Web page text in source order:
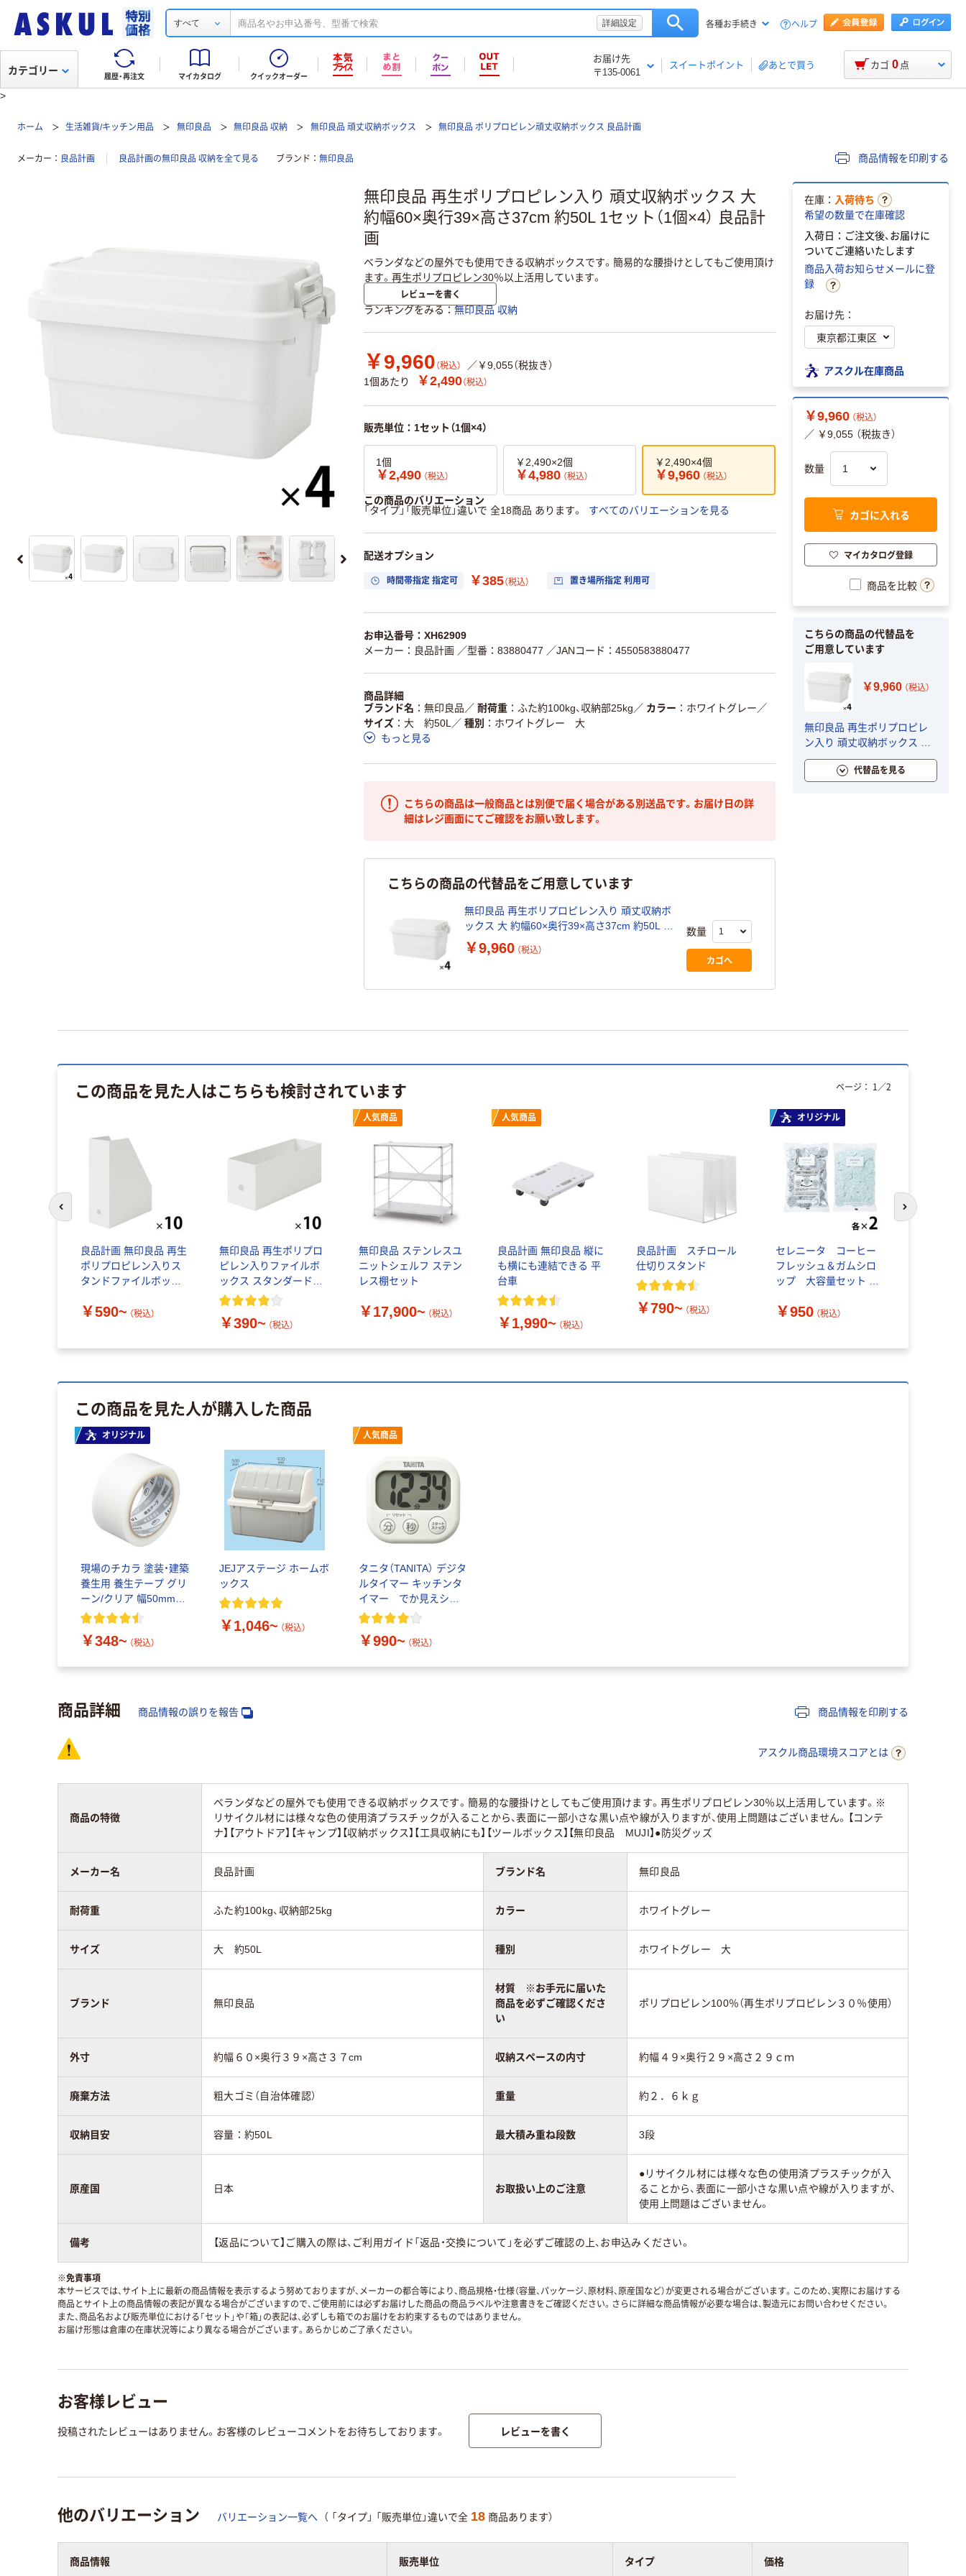
すべて 詳細設定 各種お手続き ヘルプ
履歴・再注文 マイカタログ クイックオーダー
お届け先
〒135-0061
スイートポイント あとで買う
カテゴリー カゴ 0 点
>
ホーム 生活雑貨/キッチン用品 無印良品 無印良品 収納 無印良品 頑丈収納ボックス 無印良品 ポリプロピレン頑丈収納ボックス 良品計画
メーカー 良品計画 良品計画の無印良品 収納を全て見る ブランド 無印良品 商品情報を印刷する
無印良品 再生ポリプロピレン入り 頑丈収納ボックス 大
約幅60×奥行39×高さ37cm 約50L 1セット（1個×4） 良品計
画
ベランダなどの屋外でも使用できる収納ボックスです。簡易的な腰掛けとしてもご使用頂け
ます。再生ポリプロピレン30％以上活用しています。
レビューを書く
ランキングをみる 無印良品 収納
￥9,960 （税込）
／￥9,055（税抜き）
1個あたり
￥2,490（税込）
販売単位：1セット（1個×4）
1個
￥2,490 （税込）
￥2,490×2個
￥4,980 （税込）
￥2,490×4個
￥9,960 （税込）
この商品のバリエーション
「タイプ」「販売単位」違いで 全18商品 あります。
すべてのバリエーションを見る
配送オプション
時間帯指定 指定可 ￥385（税込） 置き場所指定 利用可
お申込番号：XH62909
メーカー：良品計画 ／型番：83880477 ／JANコード：4550583880477
商品詳細
ブランド名
無印良品 ／ 耐荷重 ふた約100kg、収納部25kg ／ カラー ホワイトグレー ／
サイズ
大 約50L ／ 種別
ホワイトグレー 大
もっと見る
こちらの商品は一般商品とは別便で届く場合がある別送品です。お届け日の詳
細はレジ画面にてご確認をお願い致します。
こちらの商品の代替品をご用意しています
無印良品 再生ポリプロピレン入り 頑丈収納ボ
ックス 大 約幅60×奥行39×高さ37cm 約50L 1
セット（1個×4） 良品計画
￥9,960 （税込）
数量
カゴへ
在庫： 入荷待ち
希望の数量で在庫確認
入荷日：ご注文後、お届けに
ついてご連絡いたします
商品入荷お知らせメールに登
録
お届け先：
アスクル在庫商品
￥9,960 （税込）
／ ￥9,055 （税抜き）
数量
カゴに入れる
マイカタログ登録
商品を比較
こちらの商品の代替品を
ご用意しています
￥9,960 （税込）
無印良品 再生ポリプロピレ
ン入り 頑丈収納ボックス 大
約幅60×奥行39×高さ37cm 約
50L 1セット（1個×4） 良品計
代替品を見る
この商品を見た人はこちらも検討されています
良品計画 無印良品 再生
ポリプロピレン入りス
タンドファイルボック
￥590~ （税込）
無印良品 再生ポリプロ
ピレン入りファイルボ
ックス スタンダードタ
イプ
￥390~ （税込）
人気商品
無印良品 ステンレスユ
ニットシェルフ ステン
レス棚セット
￥17,900~ （税込）
人気商品
良品計画 無印良品 縦に
も横にも連結できる 平
台車
￥1,990~ （税込）
良品計画 スチロール
仕切りスタンド
￥790~ （税込）
オリジナル
セレニータ コーヒー
フレッシュ＆ガムシロ
ップ 大容量セット オ
￥950 （税込）
ページ： 1 ／2
前のスライドへ 次のスライド
この商品を見た人が購入した商品
オリジナル
現場のチカラ 塗装・建築
養生用 養生テープ グリ
ーン/クリア 幅50mm×
長さ25m アスクル
￥348~ （税込）
JEJアステージ ホームボ
ックス
￥1,046~ （税込）
人気商品
タニタ（TANITA） デジタ
ルタイマー キッチンタ
イマー でか見えシリ
ーズ
￥990~ （税込）
商品詳細 商品情報の誤りを報告 商品情報を印刷する
アスクル商品環境スコアとは
商品の特徴
ベランダなどの屋外でも使用できる収納ボックスです。簡易的な腰掛けとしてもご使用頂けます。再生ポリプロピレン30％以上活用しています。※
リサイクル材には様々な色の使用済プラスチックが入ることから、表面に一部小さな黒い点や線が入りますが、使用上問題はございません。【コンテ
ナ】【アウトドア】【キャンプ】【収納ボックス】【工具収納にも】【ツールボックス】【無印良品 MUJI】●防災グッズ
メーカー名 良品計画 ブランド名 無印良品
耐荷重 ふた約100kg、収納部25kg カラー ホワイトグレー
サイズ 大 約50L 種別 ホワイトグレー 大
ブランド 無印良品
材質 ※お手元に届いた
商品を必ずご確認くださ
い
ポリプロピレン100％（再生ポリプロピレン３０％使用）
外寸 約幅６０×奥行３９×高さ３７cm 収納スペースの内寸 約幅４９×奥行２９×高さ２９ｃｍ
廃棄方法 粗大ゴミ（自治体確認） 重量 約２．６ｋｇ
収納目安 容量：約50L 最大積み重ね段数 3段
原産国 日本 お取扱い上のご注意
●リサイクル材には様々な色の使用済プラスチックが入
ることから、表面に一部小さな黒い点や線が入りますが、
使用上問題はございません。
備考 【返品について】ご購入の際は、ご利用ガイド「返品・交換について」を必ずご確認の上、お申込みください。
※免責事項
本サービスでは、サイト上に最新の商品情報を表示するよう努めておりますが、メーカーの都合等により、商品規格・仕様（容量、パッケージ、原材料、原産国など）が変更される場合がございます。このため、実際にお届けする
商品とサイト上の商品情報の表記が異なる場合がございますので、ご使用前には必ずお届けした商品の商品ラベルや注意書きをご確認ください。さらに詳細な商品情報が必要な場合は、製造元にお問い合わせください。
また、商品名および販売単位における「セット」や「箱」の表記は、必ずしも箱でのお届けをお約束するものではありません。
お届け形態は倉庫の在庫状況等により異なる場合がございます。あらかじめご了承ください。
お客様レビュー
投稿されたレビューはありません。お客様のレビューコメントをお待ちしております。 レビューを書く
他のバリエーション バリエーション一覧へ （ 「タイプ」 「販売単位」違いで全 18 商品あります）
商品情報 販売単位 タイプ 価格